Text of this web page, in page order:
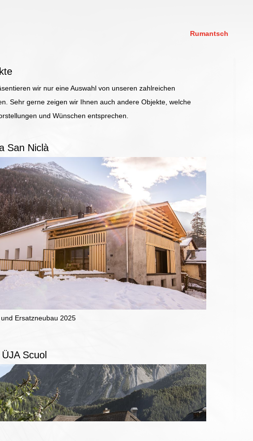
Rumantsch
wir nur eine Auswahl von unseren zahlreichen
Sehr gerne zeigen wir Ihnen auch andere Objekte, welche
und Wünschen entsprechen.
San Niclà
Ersatzneubau 2025
Scuol